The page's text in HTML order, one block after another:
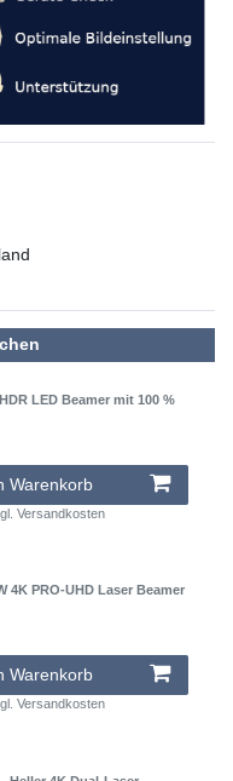
LED Beamer mit 100 %
Warenkorb
Versandkosten
4K PRO-UHD Laser Beamer
Warenkorb
Versandkosten